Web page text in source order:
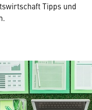
Tipps und